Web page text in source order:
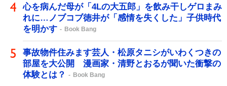
心を病んだ母が「4Lの大五郎」を飲み干しゲロまみ
れに…ノブコブ徳井が「感情を失くした」子供時代
を明かす
Book Bang
事故物件住みます芸人・松原タニシがいわくつきの
部屋を大公開 漫画家・清野とおるが聞いた衝撃の
体験とは？
Book Bang